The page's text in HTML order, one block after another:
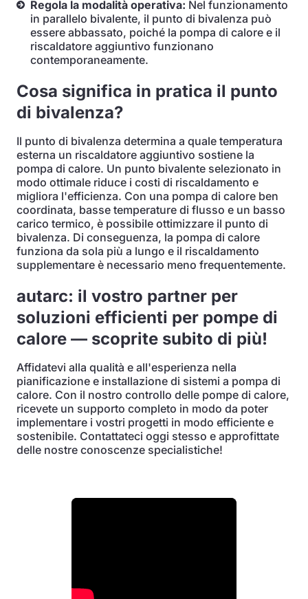
Regola la modalità operativa: Nel funzionamento
in parallelo bivalente, il punto di bivalenza può
essere abbassato, poiché la pompa di calore e il
riscaldatore aggiuntivo funzionano
contemporaneamente.
Cosa significa in pratica il punto
di bivalenza?
Il punto di bivalenza determina a quale temperatura
esterna un riscaldatore aggiuntivo sostiene la
pompa di calore. Un punto bivalente selezionato in
modo ottimale riduce i costi di riscaldamento e
migliora l'efficienza. Con una pompa di calore ben
coordinata, basse temperature di flusso e un basso
carico termico, è possibile ottimizzare il punto di
bivalenza. Di conseguenza, la pompa di calore
funziona da sola più a lungo e il riscaldamento
supplementare è necessario meno frequentemente.
autarc: il vostro partner per
soluzioni efficienti per pompe di
calore — scoprite subito di più!
Affidatevi alla qualità e all'esperienza nella
pianificazione e installazione di sistemi a pompa di
calore. Con il nostro controllo delle pompe di calore,
ricevete un supporto completo in modo da poter
implementare i vostri progetti in modo efficiente e
sostenibile. Contattateci oggi stesso e approfittate
delle nostre conoscenze specialistiche!